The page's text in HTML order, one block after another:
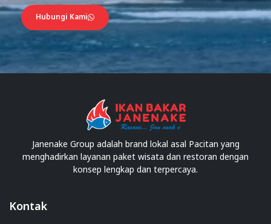
Hubungi Kami
Janenake Group adalah brand lokal asal Pacitan yang
menghadirkan layanan paket wisata dan restoran dengan
konsep lengkap dan terpercaya.
Kontak